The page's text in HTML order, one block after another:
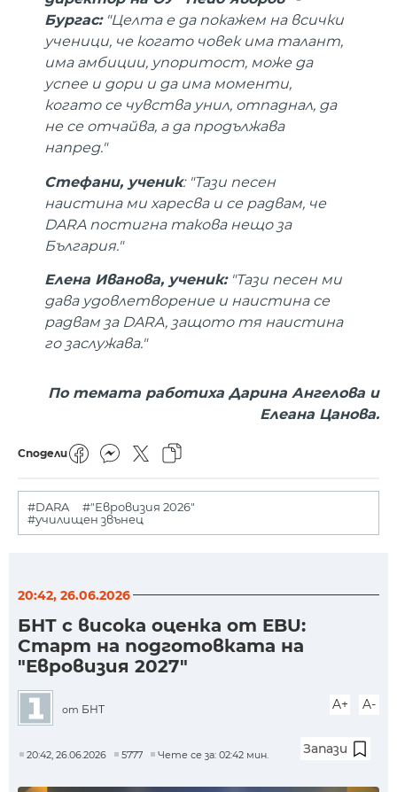
Бургас:"Целта е да покажем на всички
ученици, че когато човек има талант,
има амбиции, упоритост, може да
успее и дори и да има моменти,
когато се чувства унил, отпаднал, да
не се отчайва, а да продължава
напред."
Стефани, ученик: "Тази песен
наистина ми харесва и се радвам, че
DARA постигна такова нещо за
България."
Елена Иванова, ученик:"Тази песен ми
дава удовлетворение и наистина се
радвам за DARA, защото тя наистина
го заслужава."
По темата работиха Дарина Ангелова и
Елеана Цанова.
Сподели
#DARA
#"Евровизия 2026"
#училищен звънец
20:42, 26.06.2026
БНТ с висока оценка от EBU:
Старт на подготовката на
"Евровизия 2027"
от БНТ A+ A-
20:42, 26.06.2026 5777 Чете се за: 02:42 мин. Запази